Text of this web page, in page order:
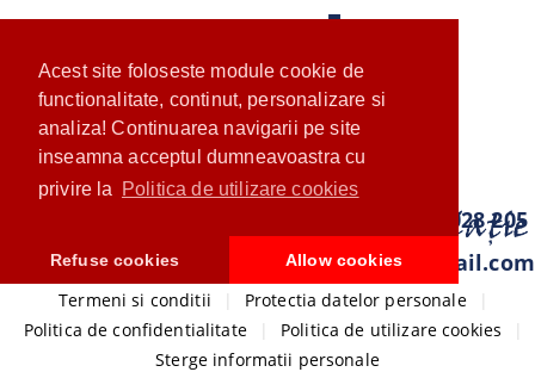
Acest site foloseste module cookie de
functionalitate, continut, personalizare si
analiza! Continuarea navigarii pe site
inseamna acceptul dumneavoastra cu
privire la
Politica de utilizare cookies
Refuse cookies Allow cookies
0733 028 205
com.ventistore@gmail.com
Termeni si conditii Protectia datelor personale
Politica de confidentialitate
Politica de utilizare cookies
Sterge informatii personale